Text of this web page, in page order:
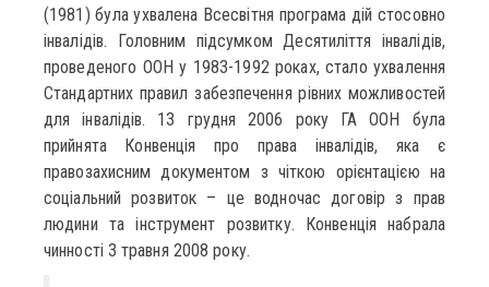
(1981) була ухвалена Всесвітня програма дій стосовно
інвалідів. Головним підсумком Десятиліття інвалідів,
проведеного ООН у 1983-1992 роках, стало ухвалення
Стандартних правил забезпечення рівних можливостей
для інвалідів. 13 грудня 2006 року ГА ООН була
прийнята Конвенція про права інвалідів, яка є
правозахисним документом з чіткою орієнтацією на
соціальний розвиток – це водночас договір з прав
людини та інструмент розвитку. Конвенція набрала
чинності 3 травня 2008 року.